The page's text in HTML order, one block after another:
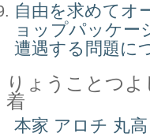
自由を求めてオ
ョップパッケー
遭遇する問題に
りょうことつ
着
本家 アロチ 丸高